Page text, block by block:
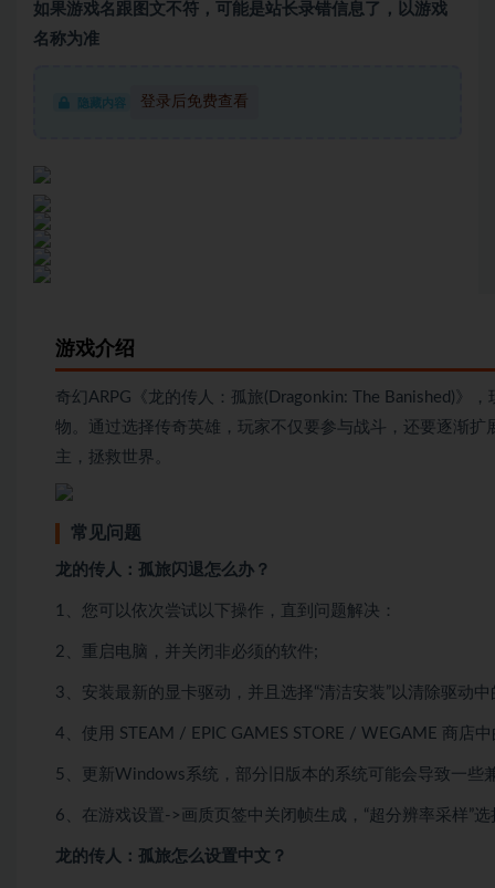
如果游戏名跟图文不符，可能是站长录错信息了，以游戏
名称为准
隐藏内容 登录后免费查看
游戏介绍
奇幻ARPG《龙的传人：孤旅(Dragonkin: The Banished)》
物。通过选择传奇英雄，玩家不仅要参与战斗，还要逐渐
主，拯救世界。
常见问题
龙的传人：孤旅闪退怎么办？
1、您可以依次尝试以下操作，直到问题解决：
2、重启电脑，并关闭非必须的软件;
3、安装最新的显卡驱动，并且选择“清洁安装”以清除驱动
4、使用 STEAM / EPIC GAMES STORE / WEGAME 商店
5、更新Windows系统，部分旧版本的系统可能会导致一些
6、在游戏设置->画质页签中关闭帧生成，“超分辨率采样”选
龙的传人：孤旅怎么设置中文？